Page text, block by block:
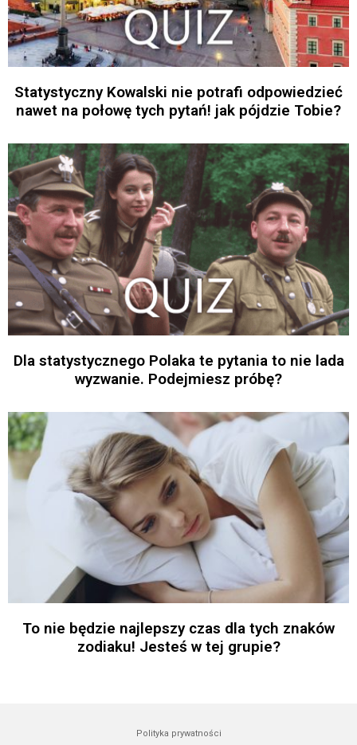
Statystyczny Kowalski nie potrafi odpowiedzieć
nawet na połowę tych pytań! jak pójdzie Tobie?
Dla statystycznego Polaka te pytania to nie lada
wyzwanie. Podejmiesz próbę?
To nie będzie najlepszy czas dla tych znaków
zodiaku! Jesteś w tej grupie?
Polityka prywatności